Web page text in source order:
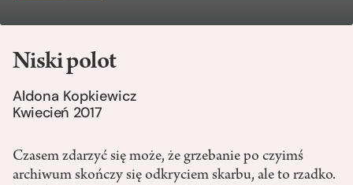
Niski polot
Aldona Kopkiewicz
Kwiecień 2017
Czasem zdarzyć się może, że grzebanie po czyimś
archiwum skończy się odkryciem skarbu, ale to rzadko.